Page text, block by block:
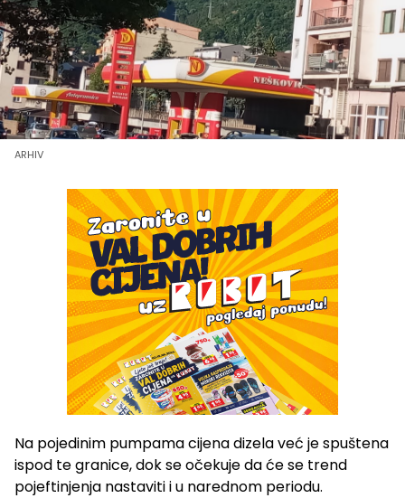
ARHIV
Na pojedinim pumpama cijena dizela već je spuštena
ispod te granice, dok se očekuje da će se trend
pojeftinjenja nastaviti i u narednom periodu.